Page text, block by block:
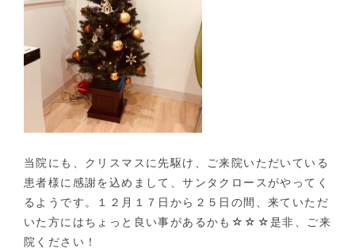
当院にも、クリスマスに先駆け、ご来院いただいている
患者様に感謝を込めまして、サンタクロースがやってく
るようです。１２月１７日から２５日の間、来ていただ
いた方にはちょっと良い事があるかも☆☆☆是非、ご来
院ください！